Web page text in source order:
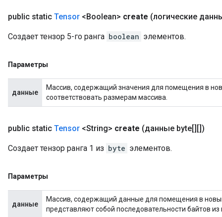
public static Tensor <Boolean> create (логические
Создает тензор 5-го ранга boolean элементов.
Параметры
данные
Массив, содержащий значения для помещения в
соответствовать размерам массива.
public static Tensor <String> create (данные byte[][])
Создает тензор ранга 1 из byte элементов.
Параметры
данные
Массив, содержащий данные для помещения в
представляют собой последовательности байтов